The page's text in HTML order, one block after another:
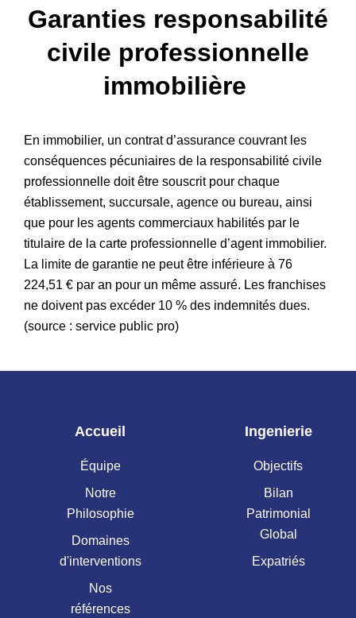
Patrimoine
Garanties responsabilité
civile professionnelle
immobilière
En immobilier, un contrat d’assurance couvrant les
conséquences pécuniaires de la responsabilité civile
professionnelle doit être souscrit pour chaque
établissement, succursale, agence ou bureau, ainsi
que pour les agents commerciaux habilités par le
titulaire de la carte professionnelle d’agent immobilier.
La limite de garantie ne peut être inférieure à 76
224,51 € par an pour un même assuré. Les franchises
ne doivent pas excéder 10 % des indemnités dues.
(source : service public pro)
Accueil
Équipe
Notre
Philosophie
Domaines
d'interventions
Nos
références
Ingenierie
Objectifs
Bilan
Patrimonial
Global
Expatriés